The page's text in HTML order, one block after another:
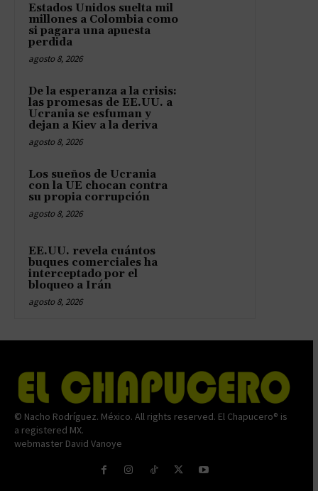
Estados Unidos suelta mil
millones a Colombia como
si pagara una apuesta
perdida
agosto 8, 2026
De la esperanza a la crisis:
las promesas de EE.UU. a
Ucrania se esfuman y
dejan a Kiev a la deriva
agosto 8, 2026
Los sueños de Ucrania
con la UE chocan contra
su propia corrupción
agosto 8, 2026
EE.UU. revela cuántos
buques comerciales ha
interceptado por el
bloqueo a Irán
agosto 8, 2026
© Nacho Rodríguez. México. All rights reserved. El Chapucero® is
a registered MX.
webmaster David Vanoye